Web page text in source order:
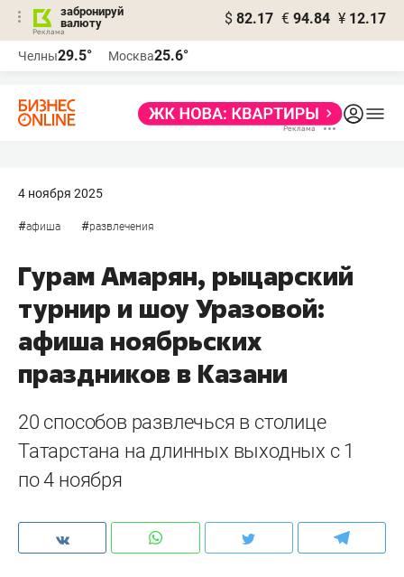
забронируй
валюту
$ 82.17 € 94.84 ¥ 12.17
Челны29.5° Москва25.6°
4 ноября 2025
#афиша #развлечения
Гурам Амарян, рыцарский
турнир и шоу Уразовой:
афиша ноябрьских
праздников в Казани
20 способов развлечься в столице
Татарстана на длинных выходных с 1
по 4 ноября